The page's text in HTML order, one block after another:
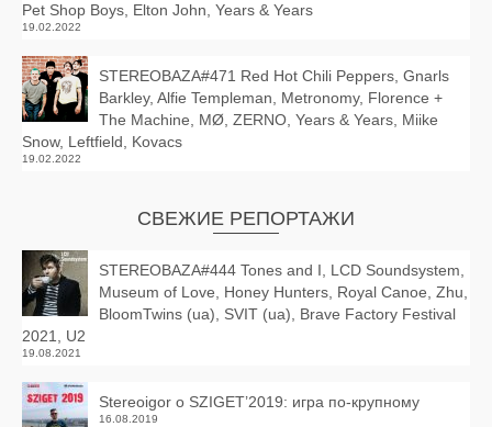
Pet Shop Boys, Elton John, Years & Years
19.02.2022
STEREOBAZA#471 Red Hot Chili Peppers, Gnarls
Barkley, Alfie Templeman, Metronomy, Florence +
The Machine, MØ, ZERNO, Years & Years, Miike
Snow, Leftfield, Kovacs
19.02.2022
СВЕЖИЕ РЕПОРТАЖИ
STEREOBAZA#444 Tones and I, LCD Soundsystem,
Museum of Love, Honey Hunters, Royal Canoe, Zhu,
BloomTwins (ua), SVIT (ua), Brave Factory Festival
2021, U2
19.08.2021
Stereoigor о SZIGET’2019: игра по-крупному
16.08.2019